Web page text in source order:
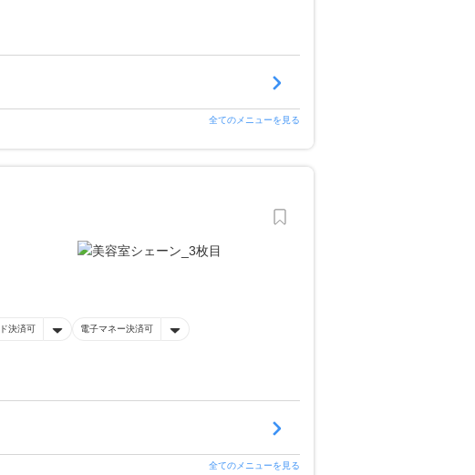
全てのメニューを見る
決済可 電子マネー決済可
全てのメニューを見る